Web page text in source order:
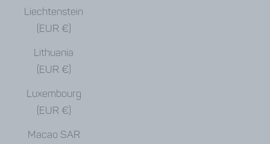
Liechtenstein
(EUR €)
Lithuania
(EUR €)
Luxembourg
(EUR €)
Macao SAR